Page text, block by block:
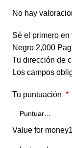
No hay
Sé el primero en
Negro 2,000
Tu dirección de
Los campos
Tu puntuación *
Value for money1